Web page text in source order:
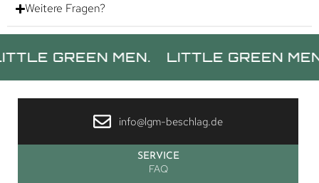
Weitere Fragen?
MEN. LITTLE GREEN MEN.
info@lgm-beschlag.de
SERVICE
FAQ